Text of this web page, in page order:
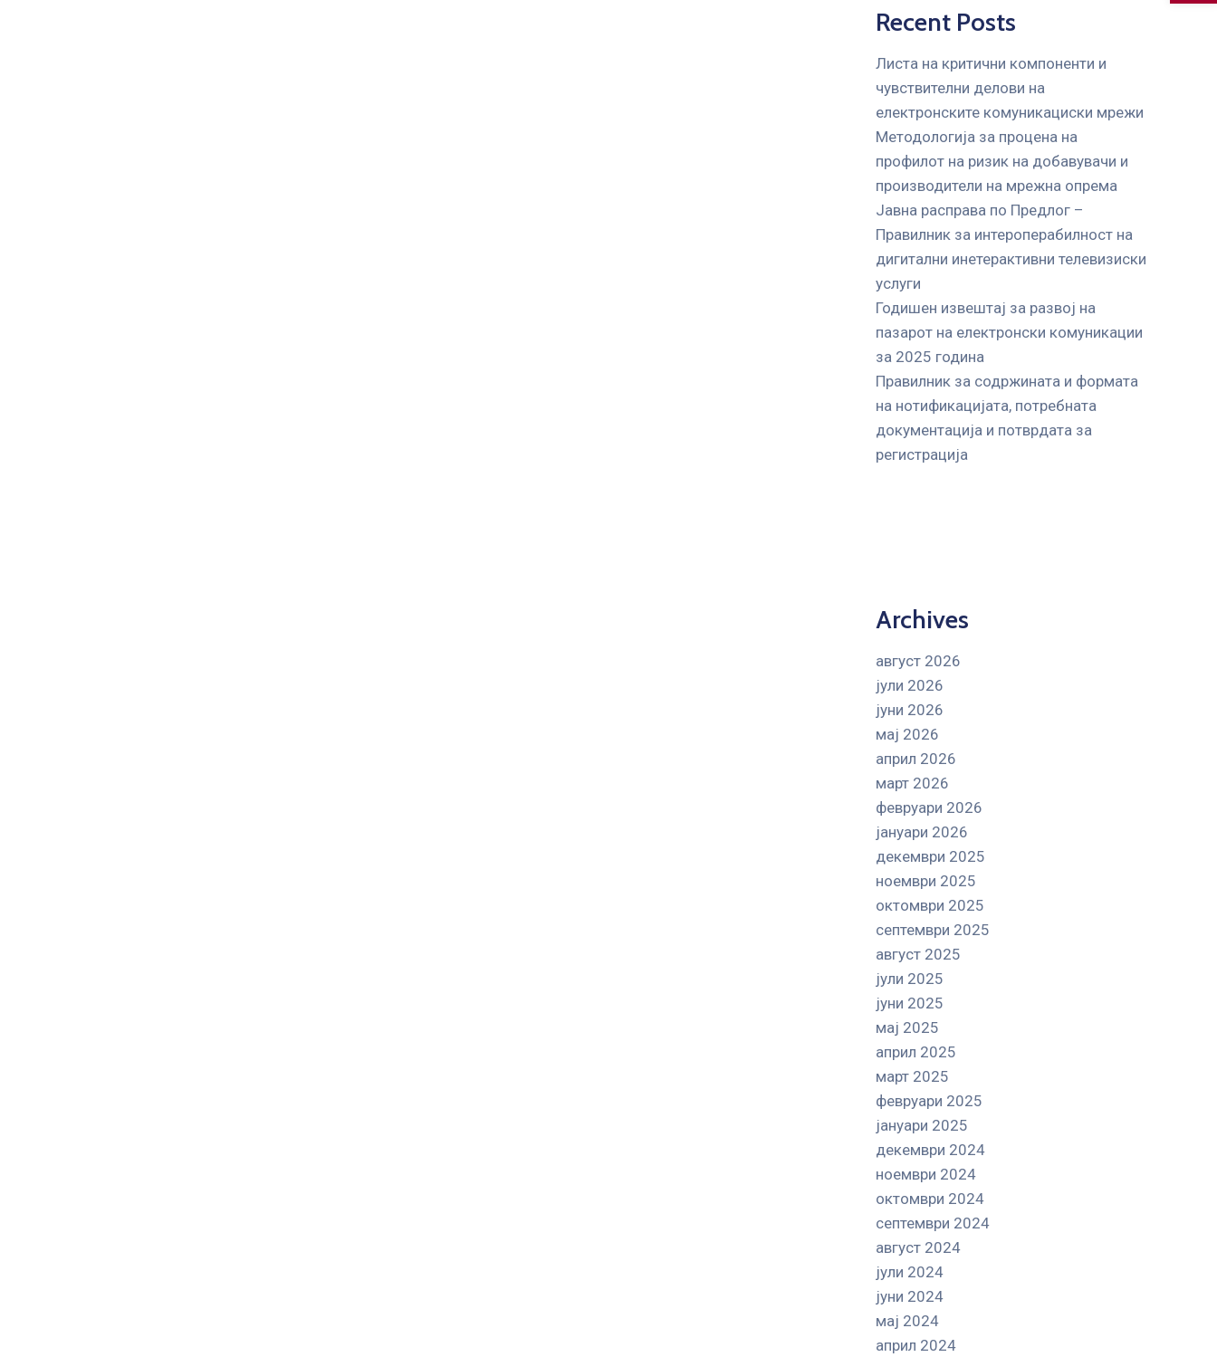
Recent Posts
Листа на критични компоненти и
чувствителни делови на
електронските комуникациски мрежи
Mетодологија за процена на
профилот на ризик на добавувачи и
производители на мрежна опрема
Јавна расправа по Предлог –
Правилник за интероперабилност на
дигитални инетерактивни телевизиски
услуги
Годишен извештај за развој на
пазарот на електронски комуникации
за 2025 година
Правилник за содржината и формата
на нотификацијата, потребната
документација и потврдата за
регистрација
Archives
август 2026
јули 2026
јуни 2026
мај 2026
април 2026
март 2026
февруари 2026
јануари 2026
декември 2025
ноември 2025
октомври 2025
септември 2025
август 2025
јули 2025
јуни 2025
мај 2025
април 2025
март 2025
февруари 2025
јануари 2025
декември 2024
ноември 2024
октомври 2024
септември 2024
август 2024
јули 2024
јуни 2024
мај 2024
април 2024